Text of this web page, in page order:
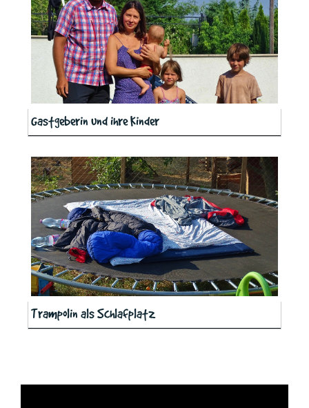
Gastgeberin und ihre Kinder
Trampolin als Schlafplatz